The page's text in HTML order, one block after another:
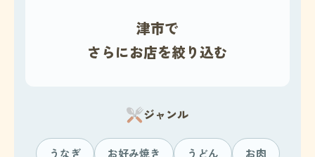
津市で
さらにお店を絞り込む
ジャンル
うなぎ お好み焼き うどん お肉